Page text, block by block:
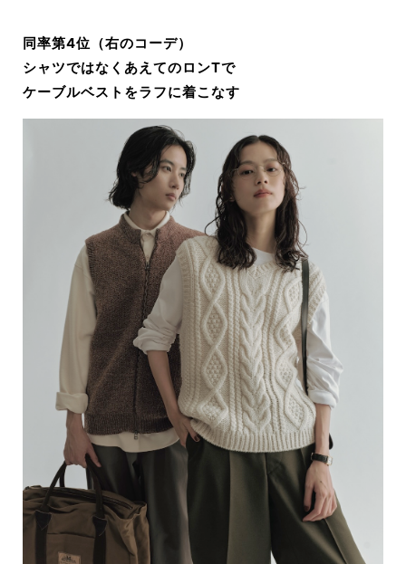
同率第4位（右のコーデ）
シャツではなくあえてのロンTで
ケーブルベストをラフに着こなす